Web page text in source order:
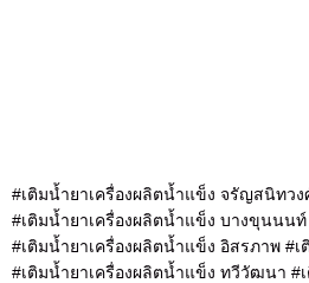
#เติมน้ำยาเครื่องผลิตน้ำแข็ง จรัญสนิทว
#เติมน้ำยาเครื่องผลิตน้ำแข็ง บางขุนนน
#เติมน้ำยาเครื่องผลิตน้ำแข็ง อิสรภาพ #
#เติมน้ำยาเครื่องผลิตน้ำแข็ง ทวีวัฒนา